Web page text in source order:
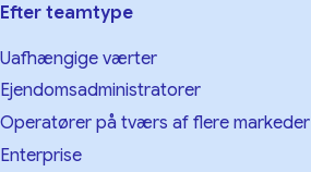
Efter teamtype
Uafhængige værter
Ejendomsadministratorer
Operatører på tværs af flere markeder
Enterprise